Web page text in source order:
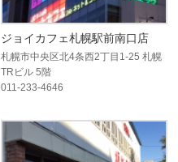
ジョイカフェ札幌駅前南口店
札幌市中央区北4条西2丁目1-25 札幌
TRビル 5階
011-233-4646